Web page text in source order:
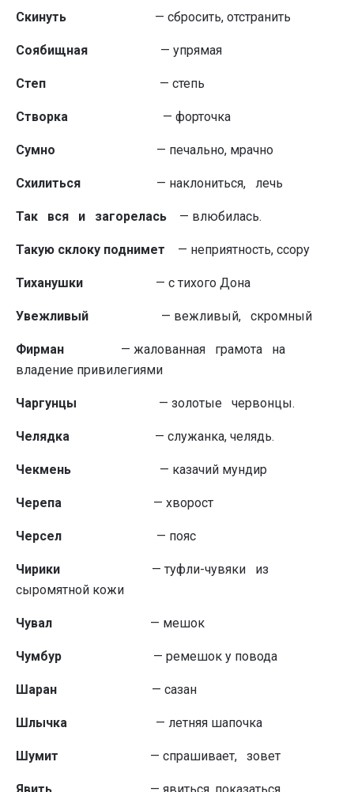
Скинуть — сбросить, отстранить
Соябищная — упрямая
Степ — степь
Створка — форточка
Сумно — печально, мрачно
Схилиться — наклониться, лечь
Так вся и загорелась — влюбилась.
Такую склоку поднимет — неприятность, ссору
Тиханушки — с тихого Дона
Увежливый — вежливый, скромный
Фирман — жалованная грамота на
владение привилегиями
Чаргунцы — золотые червонцы.
Челядка — служанка, челядь.
Чекмень — казачий мундир
Черепа — хворост
Черсел — пояс
Чирики
— туфли-чувяки из
сыромятной ко­жи
Чувал — мешок
Чумбур — ремешок у повода
Шаран — сазан
Шлычка — летняя шапочка
Шумит — спрашивает, зовет